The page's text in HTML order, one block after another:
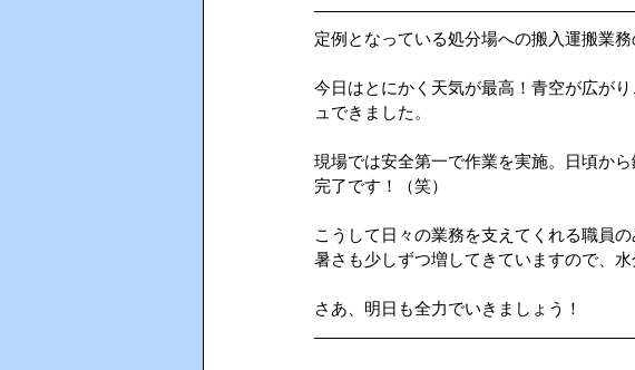
ポータブル蓄電池 ガソリン削減 電気代
TOPお知らせ Vファーレン長崎
定例となっている処分場への搬入運搬業
今日はとにかく天気が最高！青空が広が
ュできました。
現場では安全第一で作業を実施。日頃か
完了です！（笑）
こうして日々の業務を支えてくれる職員
暑さも少しずつ増してきていますので、
さあ、明日も全力でいきましょう！